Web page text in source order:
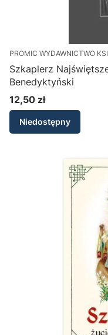
PROMIC WYDAWNICTWO
Szkaplerz
Benedyktyński
Cena
12,50 zł
Niedostępny